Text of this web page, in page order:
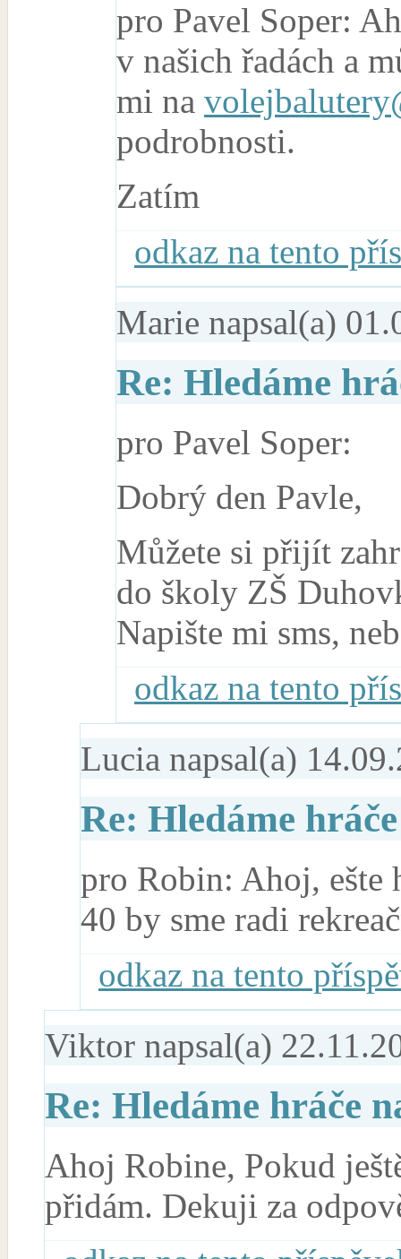
pro Pavel Soper:
v našich řadách a
mi na
podrobnosti.
Zatím
odkaz na tento
Marie napsal(a)
Re: Hledáme
pro Pavel Soper:
Dobrý den Pavle,
Můžete si přijít
do školy ZŠ
Napište mi sms,
odkaz na tento
Lucia napsal(a)
Re: Hledáme
pro Robin: Ahoj, ešte
40 by sme radi
odkaz na tento
Viktor napsal(a)
Re: Hledáme hráče
Ahoj Robine, Pokud
přidám. Dekuji za